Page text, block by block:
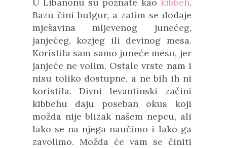
Bazu čini bulgur, a zatim se dodaje
mješavina mljevenog junećeg,
janjećeg, kozjeg ili devinog mesa.
Koristila sam samo juneće meso, jer
janjeće ne volim. Ostale vrste nam i
nisu toliko dostupne, a ne bih ih ni
koristila. Divni levantinski začini
kibbehu daju poseban okus koji
možda nije blizak našem nepcu, ali
lako se na njega naučimo i lako ga
zavolimo. Možda će vam se činiti